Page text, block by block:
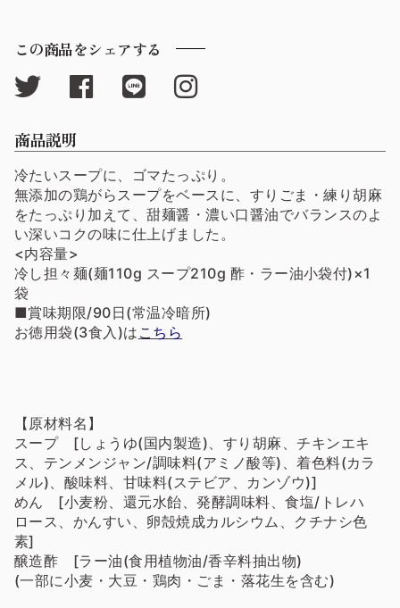
この商品をシェアする
商品説明
冷たいスープに、ゴマたっぷり。
無添加の鶏がらスープをベースに、すりごま・練り胡麻
をたっぷり加えて、甜麺醤・濃い口醤油でバランスのよ
い深いコクの味に仕上げました。
<内容量>
冷し担々麺(麺110g スープ210g 酢・ラー油小袋付)×1
袋
■賞味期限/90日(常温冷暗所)
お徳用袋(3食入)は こちら
【原材料名】
スープ [しょうゆ(国内製造)、すり胡麻、チキンエキ
ス、テンメンジャン/調味料(アミノ酸等)、着色料(カラ
メル)、酸味料、甘味料(ステビア、カンゾウ)]
めん [小麦粉、還元水飴、発酵調味料、食塩/トレハ
ロース、かんすい、卵殻焼成カルシウム、クチナシ色
素]
醸造酢 [ラー油(食用植物油/香辛料抽出物)
(一部に小麦・大豆・鶏肉・ごま・落花生を含む)